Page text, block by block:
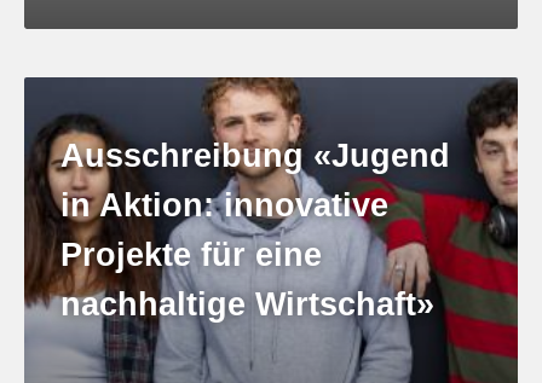
Ausschreibung «Jugend
in Aktion: innovative
Projekte für eine
nachhaltige Wirtschaft»